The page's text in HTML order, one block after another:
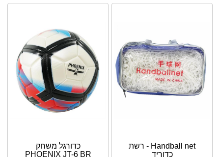
Handball net - רשת
כדוריד
כדורגל משחק
PHOENIX JT-6 BR